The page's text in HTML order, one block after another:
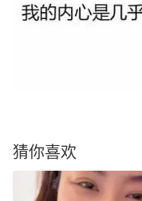
猜你喜欢